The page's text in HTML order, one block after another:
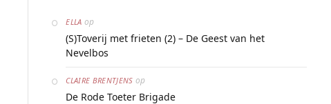
ELLA op
(S)Toverij met frieten (2) – De Geest van het
Nevelbos
CLAIRE BRENTJENS op
De Rode Toeter Brigade